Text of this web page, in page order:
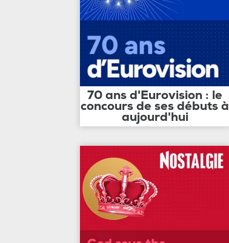
70 ans d'Eurovision : le
concours de ses débuts à
aujourd'hui